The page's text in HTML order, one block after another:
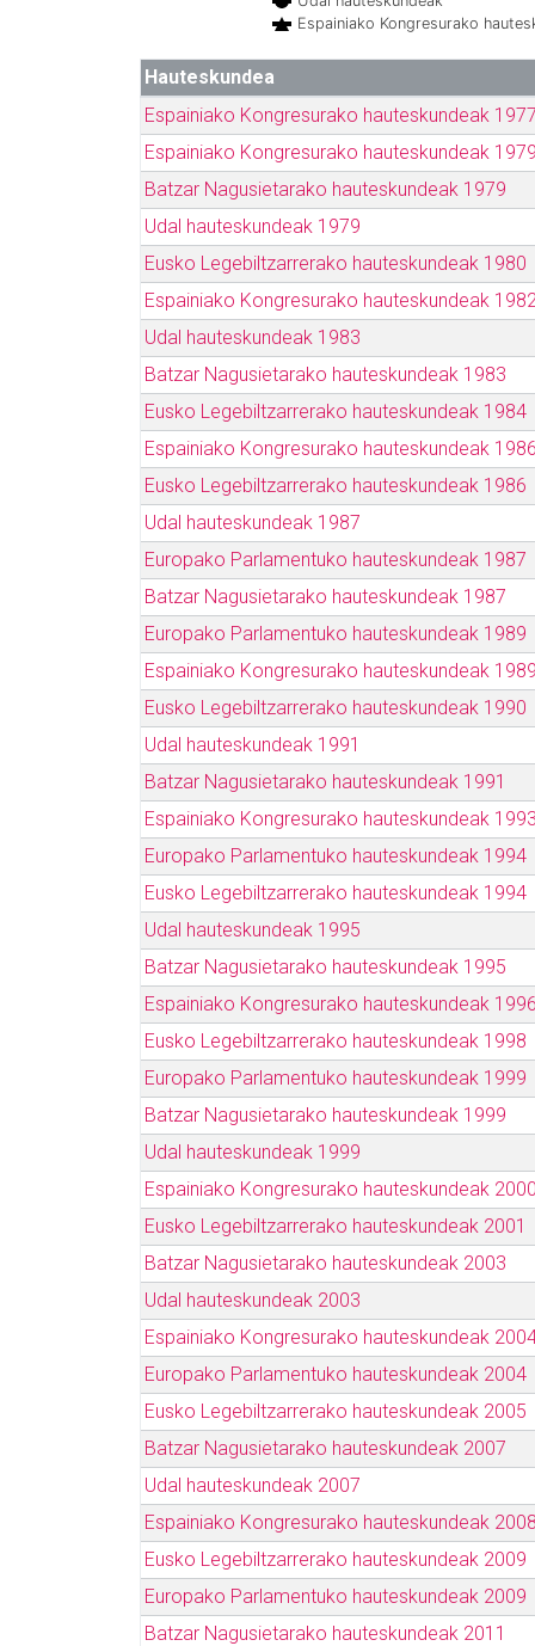
Espainiako Kongresurako
Hauteskundea
Espainiako Kongresurako hauteskundeak 1977
Espainiako Kongresurako hauteskundeak 1979
Batzar Nagusietarako hauteskundeak 1979
Udal hauteskundeak 1979
Eusko Legebiltzarrerako hauteskundeak 1980
Espainiako Kongresurako hauteskundeak 1982
Udal hauteskundeak 1983
Batzar Nagusietarako hauteskundeak 1983
Eusko Legebiltzarrerako hauteskundeak 1984
Espainiako Kongresurako hauteskundeak 1986
Eusko Legebiltzarrerako hauteskundeak 1986
Udal hauteskundeak 1987
Europako Parlamentuko hauteskundeak 1987
Batzar Nagusietarako hauteskundeak 1987
Europako Parlamentuko hauteskundeak 1989
Espainiako Kongresurako hauteskundeak 1989
Eusko Legebiltzarrerako hauteskundeak 1990
Udal hauteskundeak 1991
Batzar Nagusietarako hauteskundeak 1991
Espainiako Kongresurako hauteskundeak 1993
Europako Parlamentuko hauteskundeak 1994
Eusko Legebiltzarrerako hauteskundeak 1994
Udal hauteskundeak 1995
Batzar Nagusietarako hauteskundeak 1995
Espainiako Kongresurako hauteskundeak 1996
Eusko Legebiltzarrerako hauteskundeak 1998
Europako Parlamentuko hauteskundeak 1999
Batzar Nagusietarako hauteskundeak 1999
Udal hauteskundeak 1999
Espainiako Kongresurako hauteskundeak 2000
Eusko Legebiltzarrerako hauteskundeak 2001
Batzar Nagusietarako hauteskundeak 2003
Udal hauteskundeak 2003
Espainiako Kongresurako hauteskundeak
Europako Parlamentuko hauteskundeak 2004
Eusko Legebiltzarrerako hauteskundeak 2005
Batzar Nagusietarako hauteskundeak 2007
Udal hauteskundeak 2007
Espainiako Kongresurako hauteskundeak 2008
Eusko Legebiltzarrerako hauteskundeak 2009
Europako Parlamentuko hauteskundeak 2009
Batzar Nagusietarako hauteskundeak 2011